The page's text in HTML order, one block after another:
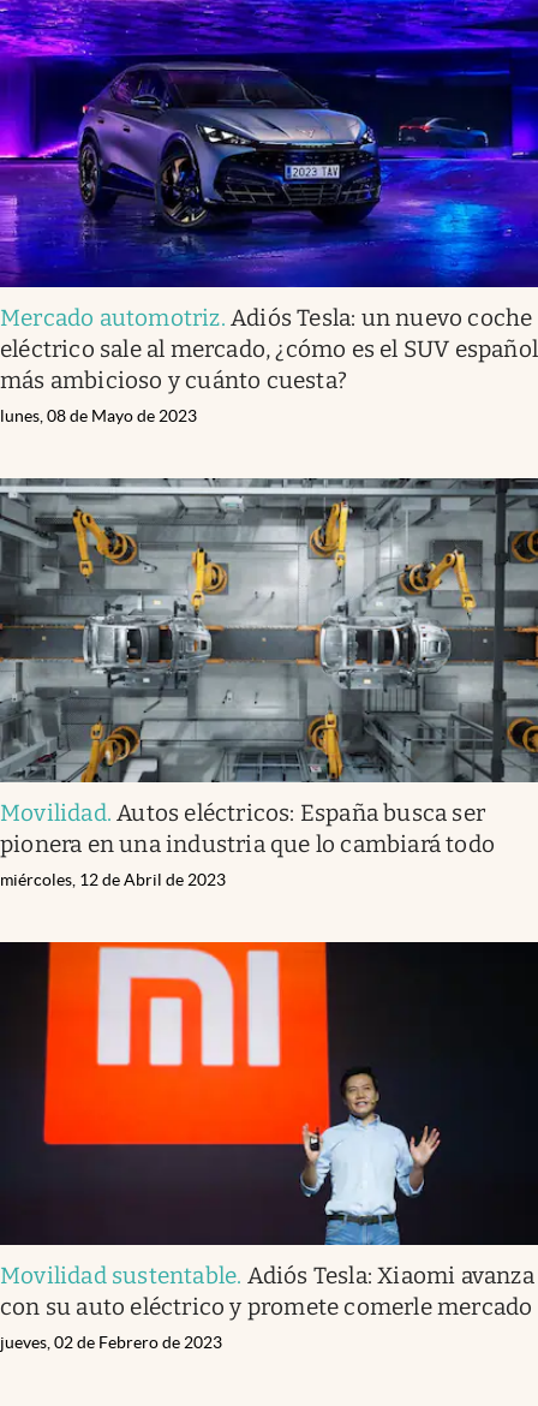
Mercado automotriz.Adiós Tesla: un nuevo coche
eléctrico sale al mercado, ¿cómo es el SUV español
más ambicioso y cuánto cuesta?
lunes, 08 de Mayo de 2023
Movilidad.Autos eléctricos: España busca ser
pionera en una industria que lo cambiará todo
miércoles, 12 de Abril de 2023
Movilidad sustentable. Adiós Tesla: Xiaomi avanza
con su auto eléctrico y promete comerle mercado
jueves, 02 de Febrero de 2023